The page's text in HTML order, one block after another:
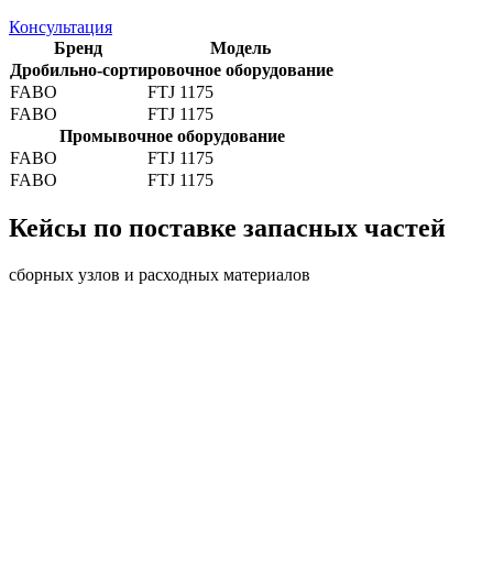
Консультация
Бренд
Модель
Дробильно-сортировочное оборудование
FABO
FTJ 1175
FABO
FTJ 1175
Промывочное оборудование
FABO
FTJ 1175
FABO
FTJ 1175
Кейсы по поставке запасных частей
сборных узлов и расходных материалов